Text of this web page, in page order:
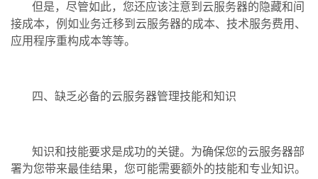
但是，尽管如此，您还应该注意到云服务器的隐藏和间
接成本，例如业务迁移到云服务器的成本、技术服务费用、
应用程序重构成本等等。
四、缺乏必备的云服务器管理技能和知识
知识和技能要求是成功的关键。为确保您的云服务器部
署为您带来最佳结果，您可能需要额外的技能和专业知识。